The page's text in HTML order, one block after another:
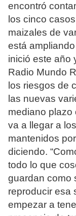
encontró
los cinco
maizales de
está
inició este año
Radio Mundo
los riesgos de
las nuevas
mediano plazo
va a llegar a
mantenidos
diciendo.
todo lo que
guardan como
reproducir esa
empezar a